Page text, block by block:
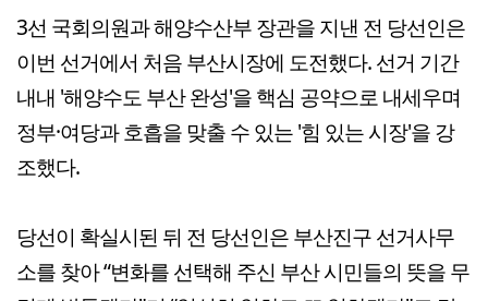
3선 국회의원과 해양수산부 장관을 지낸 전 당선인은
이번 선거에서 처음 부산시장에 도전했다. 선거 기간
내내 '해양수도 부산 완성'을 핵심 공약으로 내세우며
정부·여당과 호흡을 맞출 수 있는 '힘 있는 시장'을 강
조했다.
당선이 확실시된 뒤 전 당선인은 부산진구 선거사무
소를 찾아 “변화를 선택해 주신 부산 시민들의 뜻을 무